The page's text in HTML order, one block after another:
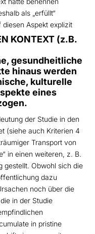
als „erfüllt“
Aspekt explizit
KONTEXT (z.B.
gesundheitliche
hinaus werden
kulturelle
eines
der Studie in den
(siehe auch Kriterien 4
Transport von
in einen weiteren, z. B.
gestellt. Obwohl sich die
dazu
noch über die
in der Studie
in pristine